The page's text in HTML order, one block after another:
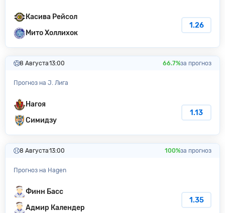
Касива Рейсол
Мито Холлихок
1.26
8 Августа13:00 66.7%за прогноз
Прогноз на J. Лига
Нагоя
Симидзу
1.13
8 Августа13:00 100%за прогноз
Прогноз на Hagen
Финн Басс
Адмир Календер
1.35